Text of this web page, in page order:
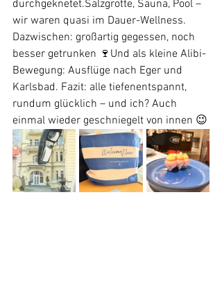
durchgeknetet.Salzgrotte, Sauna, Pool –
wir waren quasi im Dauer-Wellness.
Dazwischen: großartig gegessen, noch
besser getrunken 🍷Und als kleine Alibi-
Bewegung: Ausflüge nach Eger und
Karlsbad. Fazit: alle tiefenentspannt,
rundum glücklich – und ich? Auch
einmal wieder geschniegelt von innen 😉